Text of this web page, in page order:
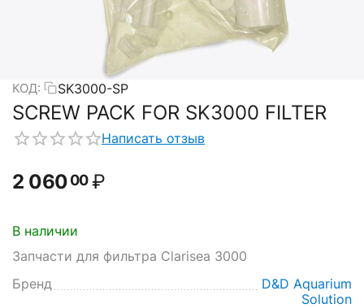
КОД: SK3000-SP
SCREW PACK FOR SK3000 FILTER
Написать отзыв
2 06000 ₽
В наличии
Запчасти для фильтра Clarisea 3000
Бренд
D&D Aquarium
Solution